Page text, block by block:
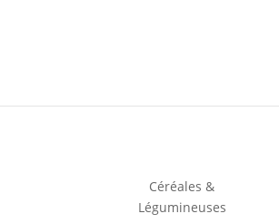
Céréales &
Légumineuses